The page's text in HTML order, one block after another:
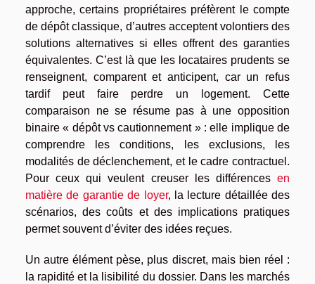
approche, certains propriétaires préfèrent le compte
de dépôt classique, d’autres acceptent volontiers des
solutions alternatives si elles offrent des garanties
équivalentes. C’est là que les locataires prudents se
renseignent, comparent et anticipent, car un refus
tardif peut faire perdre un logement. Cette
comparaison ne se résume pas à une opposition
binaire « dépôt vs cautionnement » : elle implique de
comprendre les conditions, les exclusions, les
modalités de déclenchement, et le cadre contractuel.
Pour ceux qui veulent creuser les différences en
matière de garantie de loyer, la lecture détaillée des
scénarios, des coûts et des implications pratiques
permet souvent d’éviter des idées reçues.
Un autre élément pèse, plus discret, mais bien réel :
la rapidité et la lisibilité du dossier. Dans les marchés